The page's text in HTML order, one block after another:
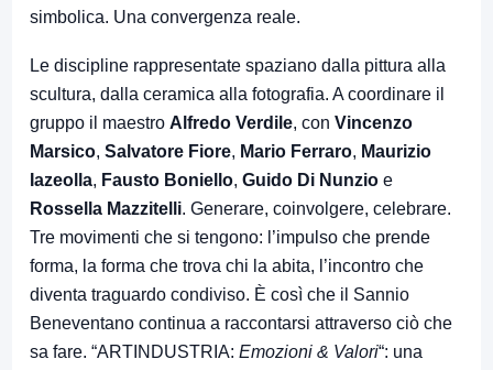
simbolica. Una convergenza reale.
Le discipline rappresentate spaziano dalla pittura alla
scultura, dalla ceramica alla fotografia. A coordinare il
gruppo il maestro Alfredo Verdile, con Vincenzo
Marsico, Salvatore Fiore, Mario Ferraro, Maurizio
Iazeolla, Fausto Boniello, Guido Di Nunzio e
Rossella Mazzitelli. Generare, coinvolgere, celebrare.
Tre movimenti che si tengono: l’impulso che prende
forma, la forma che trova chi la abita, l’incontro che
diventa traguardo condiviso. È così che il Sannio
Beneventano continua a raccontarsi attraverso ciò che
sa fare. “ARTINDUSTRIA: Emozioni & Valori“: una